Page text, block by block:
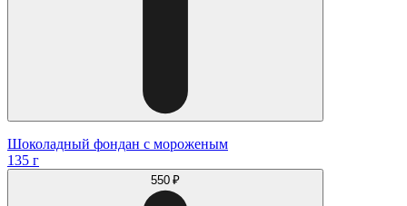
Шоколадный фондан с мороженым
135 г
550 ₽